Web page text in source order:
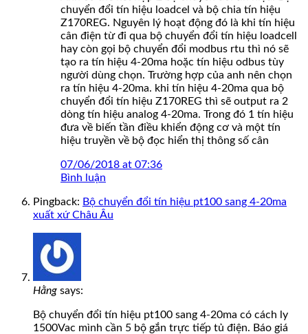
chuyển đổi tín hiệu loadcel và bộ chia tín hiệu
Z170REG. Nguyên lý hoạt động đó là khi tín hiệu
cân điện từ đi qua bộ chuyển đổi tín hiệu loadcell
hay còn gọi bộ chuyển đổi modbus rtu thì nó sẽ
tạo ra tín hiệu 4-20ma hoặc tín hiệu odbus tùy
người dùng chọn. Trường hợp của anh nên chọn
ra tín hiệu 4-20ma. khi tín hiệu 4-20ma qua bộ
chuyển đổi tín hiệu Z170REG thì sẽ output ra 2
dòng tín hiệu analog 4-20ma. Trong đó 1 tín hiệu
đưa về biến tần điều khiển động cơ và một tín
hiệu truyền về bộ đọc hiển thị thông số cân
07/06/2018 at 07:36
Bình luận
Pingback: Bộ chuyển đổi tín hiệu pt100 sang 4-20ma
xuất xứ Châu Âu
Hằng says:
Bộ chuyển đổi tín hiệu pt100 sang 4-20ma có cách ly
1500Vac mình cần 5 bộ gắn trực tiếp tủ điện. Báo giá